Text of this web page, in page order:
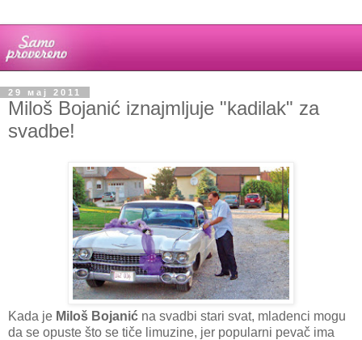
29 мај 2011
Miloš Bojanić iznajmljuje "kadilak" za
svadbe!
Kada je Miloš Bojanić na svadbi stari svat, mladenci mogu
da se opuste što se tiče limuzine, jer popularni pevač ima